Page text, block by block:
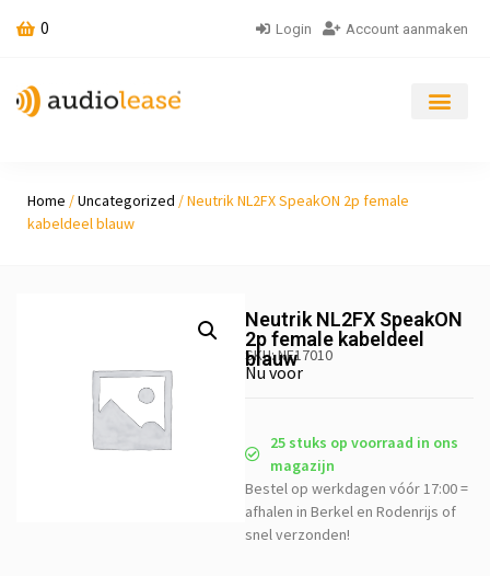
0 Login Account aanmaken
Home /Uncategorized / Neutrik NL2FX SpeakON 2p female
kabeldeel blauw
Neutrik NL2FX SpeakON
2p female kabeldeel
blauw
SKU: NE17010
Nu voor
25 stuks op voorraad in ons
magazijn
Bestel op werkdagen vóór 17:00 =
afhalen in Berkel en Rodenrijs of
snel verzonden!